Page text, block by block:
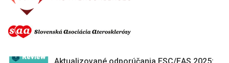
Aktualizované odporúčania ESC/EAS 2025: